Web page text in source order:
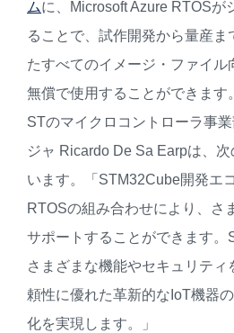
ムに、Microsoft Azure RTOSが
ることで、試作開発から量産
たすべてのイメージ・ファイル
無償で使用することができます。
STのマイクロコントローラ事
ジャ Ricardo De Sa Earpは、
います。「STM32Cube開発エ
RTOSの組み合わせにより、さ
サポートすることができます。
さまざまな機能やセキュリテ
頼性に優れた革新的なIoT機器
化を実現します。」